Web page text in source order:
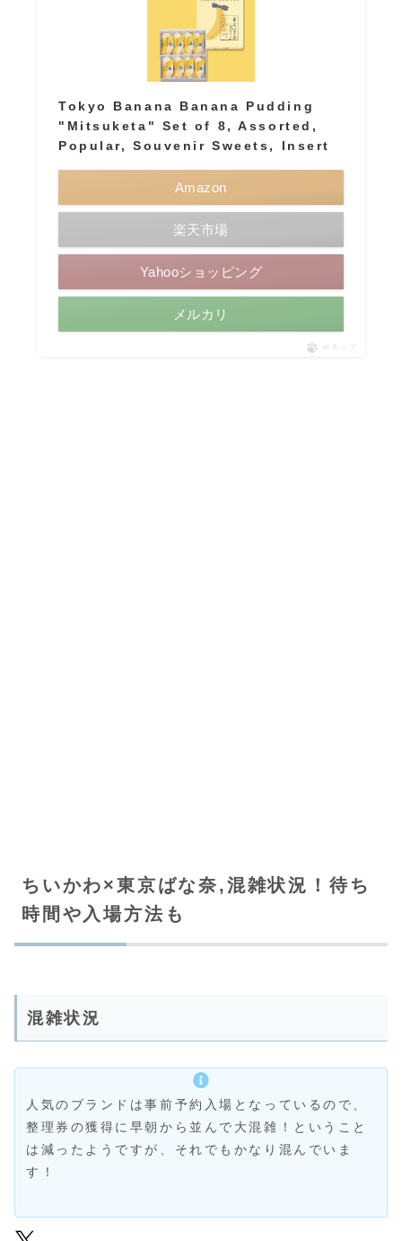
Tokyo Banana Banana Pudding
"Mitsuketa" Set of 8, Assorted,
Popular, Souvenir Sweets, Insert
Amazon
楽天市場
Yahooショッピング
メルカリ
ポチップ
ちいかわ×東京ばな奈,混雑状況！待ち
時間や入場方法も
混雑状況
人気のブランドは事前予約入場となっているので、
整理券の獲得に早朝から並んで大混雑！ということ
は減ったようですが、それでもかなり混んでいま
す！